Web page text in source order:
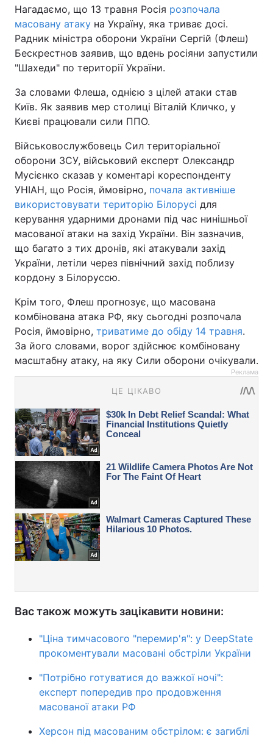
Нагадаємо, що 13 травня Росія розпочала
масовану атаку на Україну, яка триває досі.
Радник міністра оборони України Сергій (Флеш)
Бескрестнов заявив, що вдень росіяни запустили
"Шахеди" по території України.
За словами Флеша, однією з цілей атаки став
Київ. Як заявив мер столиці Віталій Кличко, у
Києві працювали сили ППО.
Військовослужбовець Сил територіальної
оборони ЗСУ, військовий експерт Олександр
Мусієнко сказав у коментарі кореспонденту
УНІАН, що Росія, ймовірно, почала активніше
використовувати територію Білорусі для
керування ударними дронами під час нинішньої
масованої атаки на захід України. Він зазначив,
що багато з тих дронів, які атакували захід
України, летіли через північний захід поблизу
кордону з Білоруссю.
Крім того, Флеш прогнозує, що масована
комбінована атака РФ, яку сьогодні розпочала
Росія, ймовірно, триватиме до обіду 14 травня.
За його словами, ворог здійснює комбіновану
масштабну атаку, на яку Сили оборони очікували.
Реклама
Вас також можуть зацікавити новини:
"Ціна тимчасового "перемир'я": у DeepState
прокоментували масовані обстріли України
"Потрібно готуватися до важкої ночі":
експерт попередив про продовження
масованої атаки РФ
Херсон під масованим обстрілом: є загиблі